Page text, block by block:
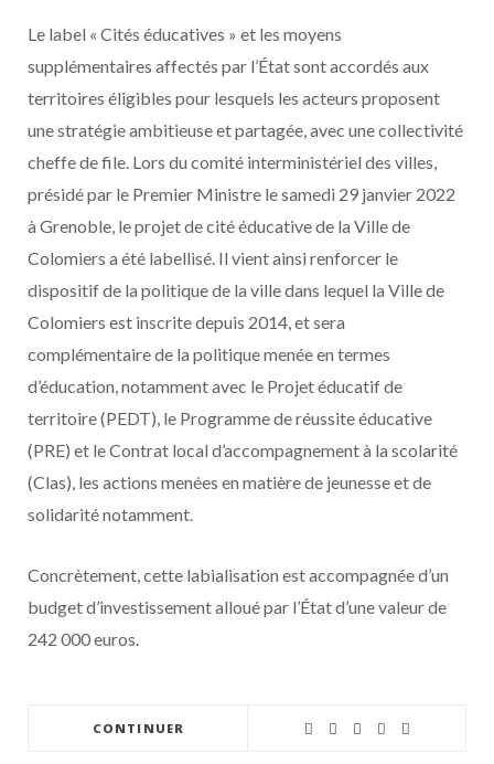
Le label « Cités éducatives » et les moyens
supplémentaires affectés par l’État sont accordés aux
territoires éligibles pour lesquels les acteurs proposent
une stratégie ambitieuse et partagée, avec une collectivité
cheffe de file. Lors du comité interministériel des villes,
présidé par le Premier Ministre le samedi 29 janvier 2022
à Grenoble, le projet de cité éducative de la Ville de
Colomiers a été labellisé. Il vient ainsi renforcer le
dispositif de la politique de la ville dans lequel la Ville de
Colomiers est inscrite depuis 2014, et sera
complémentaire de la politique menée en termes
d’éducation, notamment avec le Projet éducatif de
territoire (PEDT), le Programme de réussite éducative
(PRE) et le Contrat local d’accompagnement à la scolarité
(Clas), les actions menées en matière de jeunesse et de
solidarité notamment.
Concrètement, cette labialisation est accompagnée d’un
budget d’investissement alloué par l’État d’une valeur de
242 000 euros.
CONTINUER